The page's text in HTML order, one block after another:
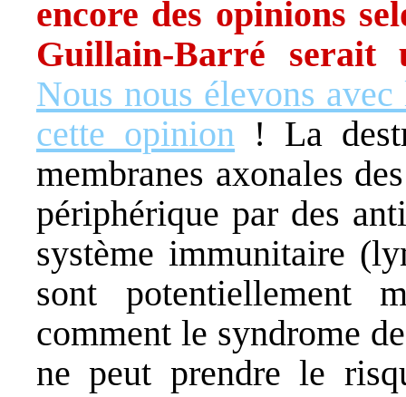
encore des opinions
Guillain-Barré serait
Nous nous élevons
cette opinion ! La
membranes axonales
périphérique par des
système immunitaire
sont potentiellement
comment le syndrome
ne peut prendre le